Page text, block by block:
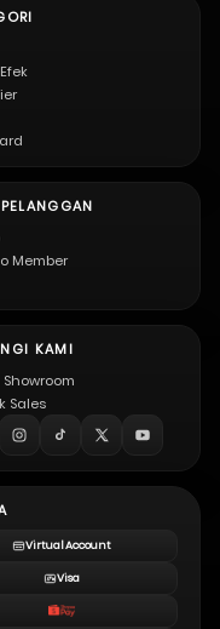
Member
KAMI
Showroom
Sales
Virtual Account
Visa